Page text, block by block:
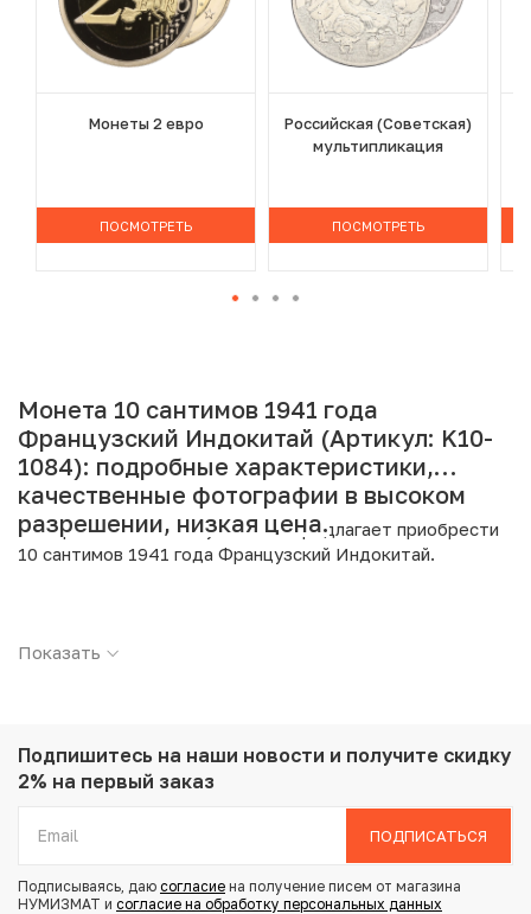
Монеты 2 евро
ПОСМОТРЕТЬ
Российская (Советская)
мультипликация
ПОСМОТРЕТЬ
Монета 10 сантимов 1941 года
Французский Индокитай (Артикул: K10-
1084): подробные характеристики,
качественные фотографии в высоком
разрешении, низкая цена.
Интернет магазин «Нумизмат» предлагает приобрести
10 сантимов 1941 года Французский Индокитай.
Страна: Французский Индокитай
Вес: 2.95 г
Диаметр: 18 мм
Состояние: VF
Показать
Подпишитесь на наши новости и получите скидку
2% на первый заказ
ПОДПИСАТЬСЯ
Подписываясь, даю согласие на получение писем от магазина
НУМИЗМАТ и согласие на обработку персональных данных